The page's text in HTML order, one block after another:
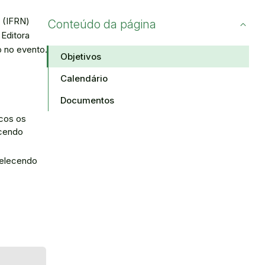
no evento.
os
Conteúdo da página
Objetivos
Calendário
Documentos